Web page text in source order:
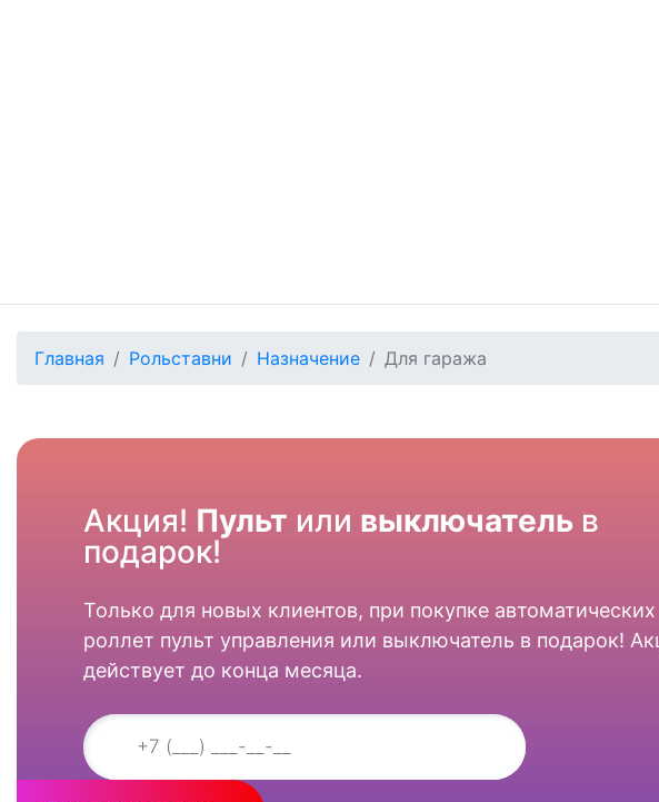
Главная Рольставни Назначение Для гаража
Акция! Пульт или выключатель в
подарок!
Только для новых клиентов, при покупке автоматических
роллет пульт управления или выключатель в подарок!
действует до конца месяца.